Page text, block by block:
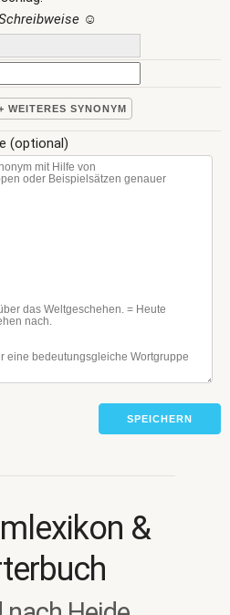
☺
WEITERES SYNONYM
(optional)
SPEICHERN
&